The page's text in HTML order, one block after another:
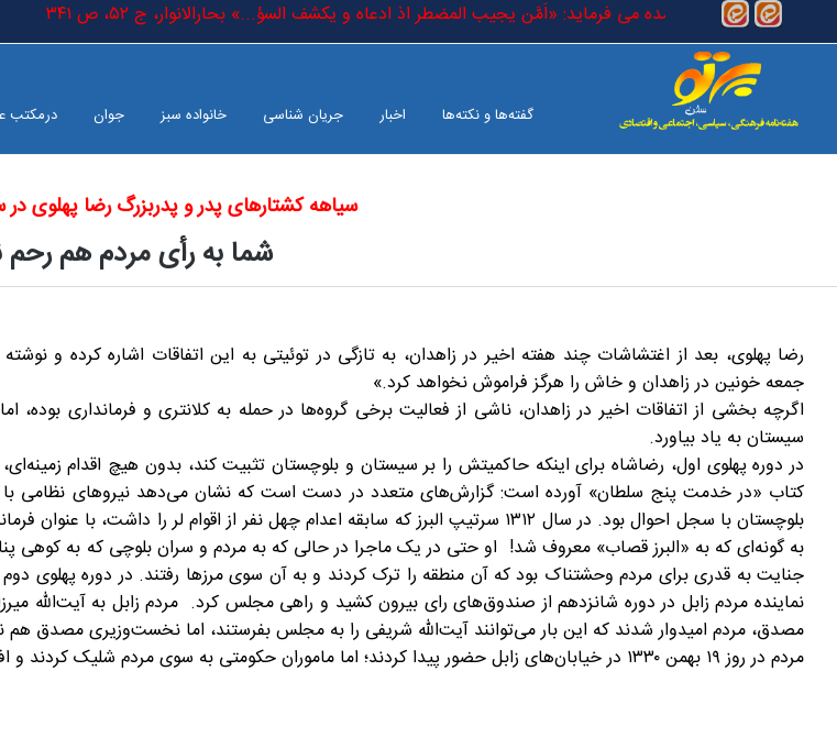
رفتن به محتوای اصلی
که در کتاب خدا آمده می فرماید: «اَمَّن یجیب المضطر اذ ادعاه و یکشف السؤ...» بحارالانوار، ج ٥٢، ص ٣٤١
گفته‌ها و نکته‌ها اخبار جریان شناسی خانواده سبز جوان درمکتب
سیاهه کشتارهای پدر و پدربزرگ رضا پهلوی
شما به رأی مردم هم رحم
رضا پهلوی، بعد از اغتشاشات چند هفته اخیر در زاهدان، به تازگی در توئیتی به این اتفاقات اشاره کرده و
جمعه خونین در زاهدان و خاش را هرگز فراموش نخواهد کرد.»
اگرچه بخشی از اتفاقات اخیر در زاهدان، ناشی از فعالیت برخی گروه‌ها در حمله به کلانتری و فرمانداری
سیستان به یاد بیاورد.
در دوره پهلوی اول، رضاشاه برای اینکه حاکمیتش را بر سیستان و بلوچستان تثبیت کند، بدون هیچ اقدام
کتاب «در خدمت پنج سلطان» آورده است: گزارش‌های متعدد در دست است که نشان می‌دهد نیروهای نظامی با
بلوچستان با سجل احوال بود. در سال ۱۳۱۲ سرتیپ البرز که سابقه اعدام چهل نفر از
جنایت به قدری برای مردم وحشتناک بود که آن منطقه را ترک کردند و به آن سوی مرزها رفتند. در دوره پهلوی دوم
نماینده مردم زابل در دوره شانزدهم از صندوق‌های رای بیرون کشید و راهی مجلس کرد. مردم زابل به آیت‌الله
مصدق، مردم امیدوار شدند که این بار می‌توانند آیت‌الله شریفی را به مجلس بفرستند، اما نخست‌وزیری مصدق هم
مردم در روز ۱۹ بهمن ۱۳۳۰ در خیابان‌های زابل حضور پیدا کردند؛ اما ماموران حکومتی به سوی مردم شلیک کردند و افراد بسیاری کشته و مجروح شدند.